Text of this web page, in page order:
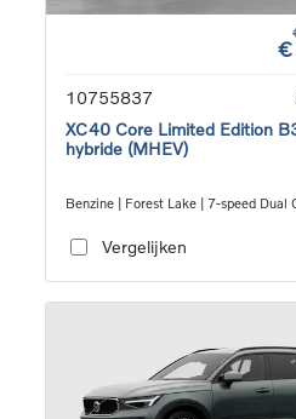
€
10755837
XC40 Core Limited Edition
hybride (MHEV)
Benzine | Forest Lake | 7-speed Dual
Vergelijken